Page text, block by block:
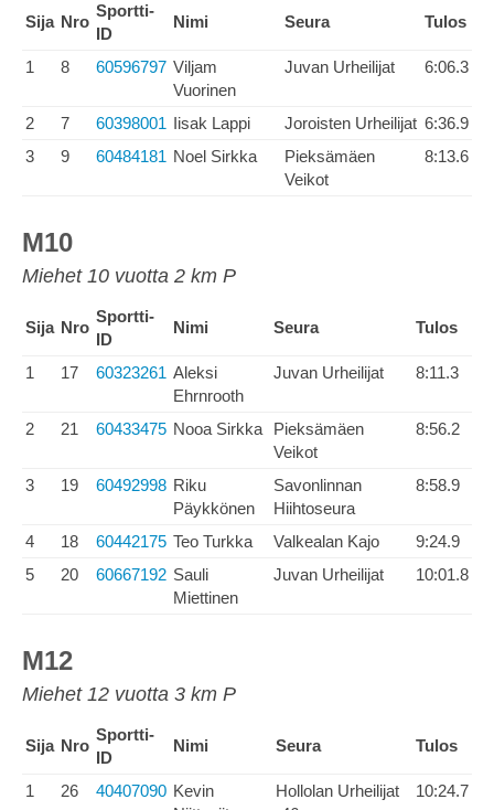
Sija Nro
Sportti-
ID
Nimi Seura Tulos
1 8 60596797 Viljam
Vuorinen
Juvan Urheilijat 6:06.3
2 7 60398001 Iisak Lappi Joroisten Urheilijat 6:36.9
3
9 60484181 Noel Sirkka
Pieksämäen
Veikot
8:13.6
M10
Miehet 10 vuotta 2 km P
Sija Nro
Sportti-
ID
Nimi Seura Tulos
1 17 60323261 Aleksi
Ehrnrooth
Juvan Urheilijat 8:11.3
2 21 60433475 Nooa Sirkka
Pieksämäen
Veikot
8:56.2
3 19 60492998 Riku
Päykkönen
Savonlinnan
Hiihtoseura
8:58.9
4 18 60442175 Teo Turkka Valkealan Kajo
9:24.9
5
20 60667192 Sauli
Miettinen
Juvan Urheilijat 10:01.8
M12
Miehet 12 vuotta 3 km P
Sija Nro
Sportti-
ID
Nimi Seura Tulos
1 26 40407090 Kevin
Hollolan Urheilijat
10:24.7